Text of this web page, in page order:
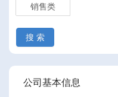
销售类
搜 索
公司基本信息